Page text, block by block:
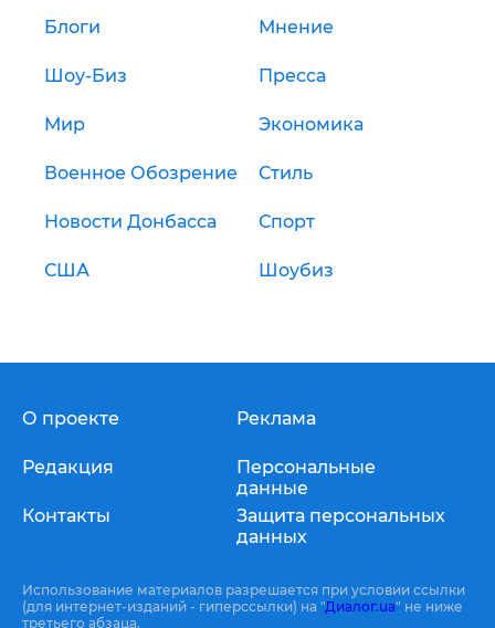
Блоги Мнение
Шоу-Биз Пресса
Мир Экономика
Военное Обозрение Стиль
Новости Донбасса Спорт
США Шоубиз
О проекте
Редакция
Контакты
Реклама
Персональные
данные
Защита персональных
данных
Использование материалов разрешается при условии ссылки
(для интернет-изданий - гиперссылки) на "Диалог.ua" не ниже
третьего абзаца.